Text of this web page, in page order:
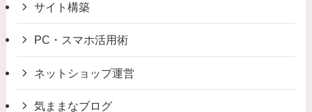
サイト構築
PC・スマホ活用術
ネットショップ運営
気ままなブログ